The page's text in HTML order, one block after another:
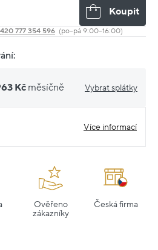
Koupit
777 354 596 (po–pá 9:00–16:00)
Kč měsíčně Vybrat splátky
Více informací
Ověřeno
zákazníky
Česká firma